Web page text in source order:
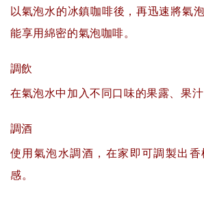
以氣泡水的冰鎮咖啡後，再迅速將氣
能享用綿密的氣泡咖啡。
調飲
在氣泡水中加入不同口味的果露、果汁
調酒
使用氣泡水調酒，在家即可調製出香
感。